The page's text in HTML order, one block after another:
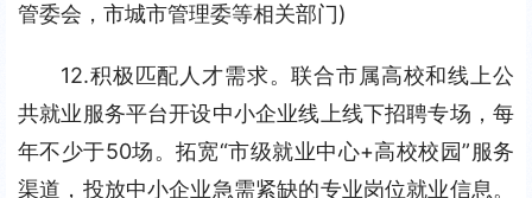
管委会，市城市管理委等相关部门)
12.积极匹配人才需求。联合市属高校和线上公
共就业服务平台开设中小企业线上线下招聘专场，每
年不少于50场。拓宽“市级就业中心+高校校园”服务
渠道，投放中小企业急需紧缺的专业岗位就业信息。